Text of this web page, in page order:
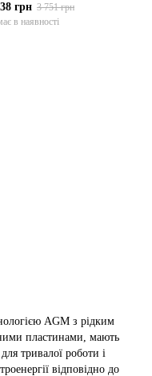
грн 3 751 грн
в наявності
AGM з рідким
пластинами, мають
тривалої роботи і
відповідно до